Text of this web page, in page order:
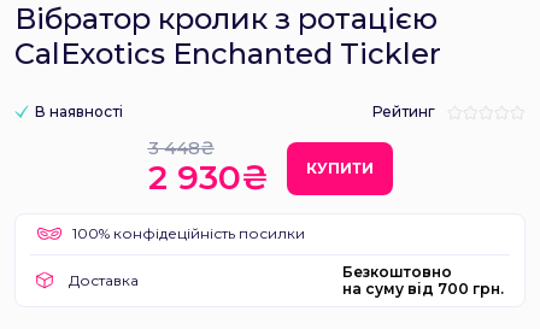
Вібратор кролик з ротацією
CalExotics Enchanted Tickler
В наявності Рейтинг
3 448₴
2 930₴ КУПИТИ
100% конфідеційність посилки
Доставка
Безкоштовно
на суму від 700 грн.